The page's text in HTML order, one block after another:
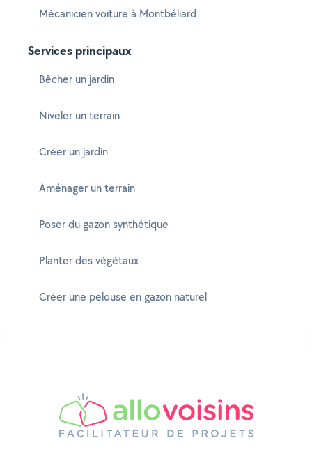
Mécanicien voiture à Montbéliard
Services principaux
Bêcher un jardin
Niveler un terrain
Créer un jardin
Aménager un terrain
Poser du gazon synthétique
Planter des végétaux
Créer une pelouse en gazon naturel